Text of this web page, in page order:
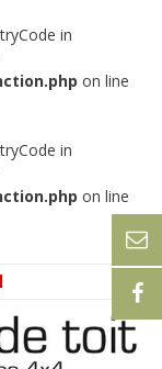
in
on line
in
on line